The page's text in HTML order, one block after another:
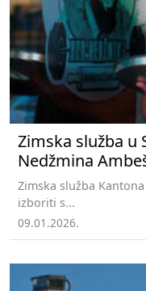
Zimska služba u
Nedžmina
Zimska služba
izboriti s...
09.01.2026.